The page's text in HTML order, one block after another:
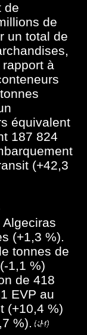
de
de
un total de
à
équivalent
187 824
(+42,3
(+1,3 %).
tonnes de
1,1 %)
de 418
EVP au
(+10,4 %)
%).